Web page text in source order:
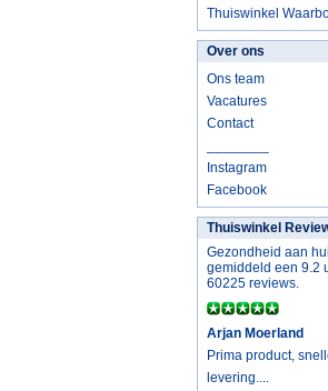
Thuiswinkel
Over ons
Ons team
Vacatures
Contact
Instagram
Facebook
Thuiswinkel
Gezondheid aan
gemiddeld een 9.2
60225 reviews.
Arjan Moerland
Prima product,
levering....